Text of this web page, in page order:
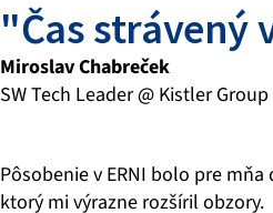
"Čas strávený
Miroslav Chabreček
SW Tech Leader @ Kistler Group
Pôsobenie v ERNI bolo pre
ktorý mi výrazne rozšíril obzory.